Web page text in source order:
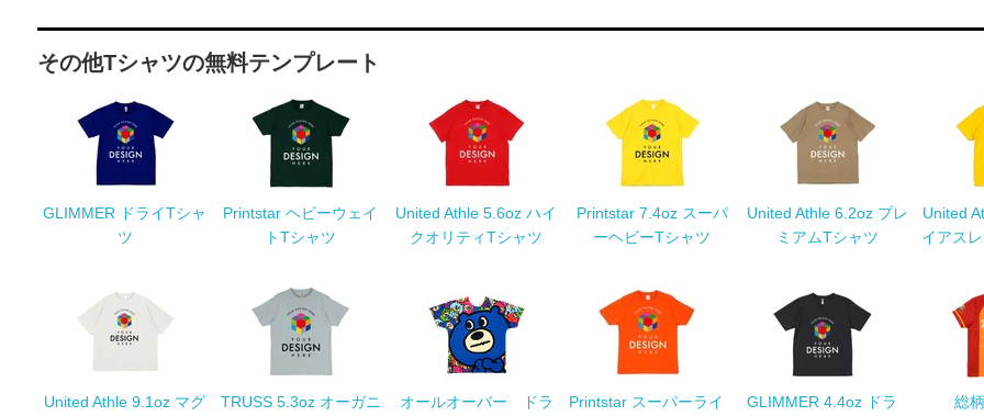
その他Tシャツの無料テンプレート
GLIMMER ドライTシャ
ツ
Printstar ヘビーウェイ
トTシャツ
United Athle 5.6oz ハイ
クオリティTシャツ
Printstar 7.4oz スーパ
ーヘビーTシャツ
United Athle 6.2oz プレ
ミアムTシャツ
United
イアス
United Athle 9.1oz マグ
TRUSS 5.3oz オーガニ
オールオーバー ドラ
Printstar スーパーライ
GLIMMER 4.4oz ドラ
総